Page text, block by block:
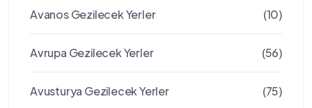
Avanos Gezilecek Yerler (10)
Avrupa Gezilecek Yerler (56)
Avusturya Gezilecek Yerler (75)